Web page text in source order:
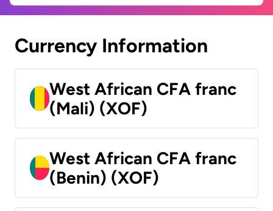
Currency Information
West African CFA franc
(Mali) (XOF)
West African CFA franc
(Benin) (XOF)